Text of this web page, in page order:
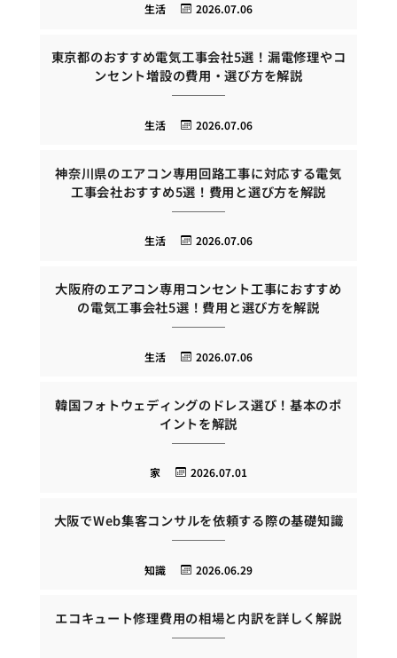
2026.07.06
生活
東京都のおすすめ電気工事会社5選！漏電修理やコ
ンセント増設の費用・選び方を解説
2026.07.06
生活
神奈川県のエアコン専用回路工事に対応する電気
工事会社おすすめ5選！費用と選び方を解説
2026.07.06
生活
大阪府のエアコン専用コンセント工事におすすめ
の電気工事会社5選！費用と選び方を解説
2026.07.06
生活
韓国フォトウェディングのドレス選び！基本のポ
イントを解説
2026.07.01
家
大阪でWeb集客コンサルを依頼する際の基礎知識
2026.06.29
知識
エコキュート修理費用の相場と内訳を詳しく解説